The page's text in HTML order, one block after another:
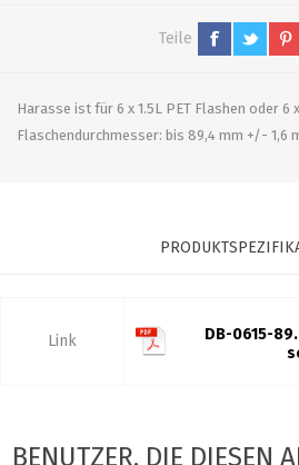
Teile
Harasse ist für 6 x 1.5L PET Flashen oder 6
Flaschendurchmesser: bis 89,4 mm +/- 1,6
Link
DB-0615-
BENUTZER, DIE DIESEN